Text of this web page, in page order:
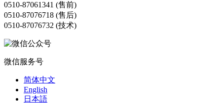
0510-87061341 (售前)
0510-87076718 (售后)
0510-87076732 (技术)
微信服务号
简体中文
English
日本語